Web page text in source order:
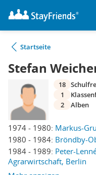
Startseite
Stefan
1974 - 1980: Markus-
1980 - 1984: Bröndby-
1984 - 1989: Peter-
Agrarwirtschaft, Berlin
18
1
2
Alben